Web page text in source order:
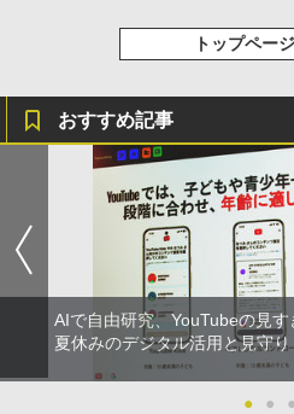
トップペー
おすすめ記事
AIで自由研究、YouTubeの見
夏休みのデジタル活用と見守り
● ● ●